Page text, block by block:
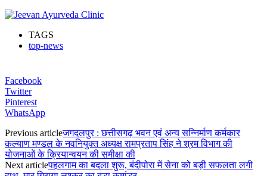
TAGS
top-news
Facebook
Twitter
Pinterest
WhatsApp
Previous articleजगदलपुर : छत्तीसगढ़ भवन एवं अन्य सन्निर्माण कर्मकार
कल्याण मण्डल के नवनियुक्त अध्यक्ष रामप्रताप सिंह ने श्रम विभाग की
योजनाओं के क्रियान्वयन की समीक्षा की
Next articleपहलगाम का बदला शुरू, बंदीपोरा में सेना को बड़ी सफलता लगी